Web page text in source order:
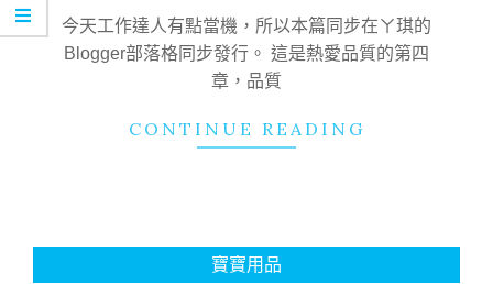
31
今天工作達人有點當機，所以本篇同步在ㄚ琪的
Blogger部落格同步發行。 這是熱愛品質的第四
章，品質
CONTINUE READING
寶寶用品